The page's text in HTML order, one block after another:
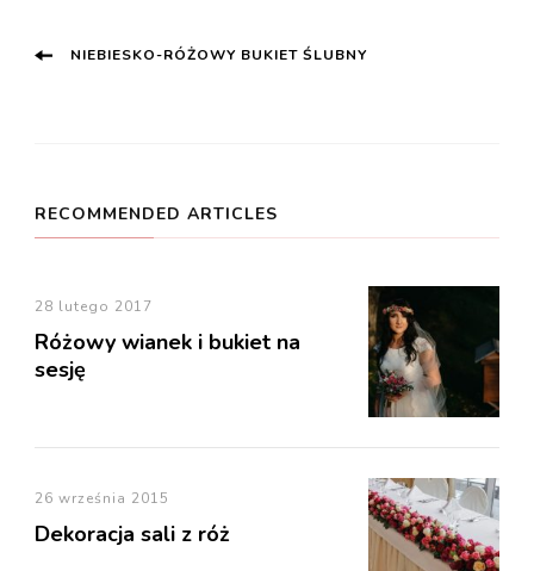
Post
NIEBIESKO-RÓŻOWY BUKIET ŚLUBNY
RECOMMENDED ARTICLES
28 lutego 2017
Różowy wianek i bukiet na
sesję
26 września 2015
Dekoracja sali z róż